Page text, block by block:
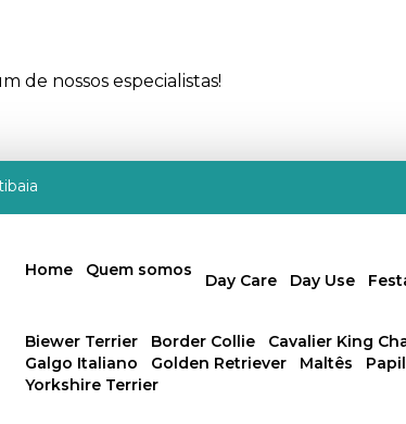
de nossos especialistas!
Home Quem somos
Day Care
Day Use
Biewer Terrier
Border Collie Cavalier King
Galgo Italiano
Golden Retriever Maltês
Yorkshire Terrier